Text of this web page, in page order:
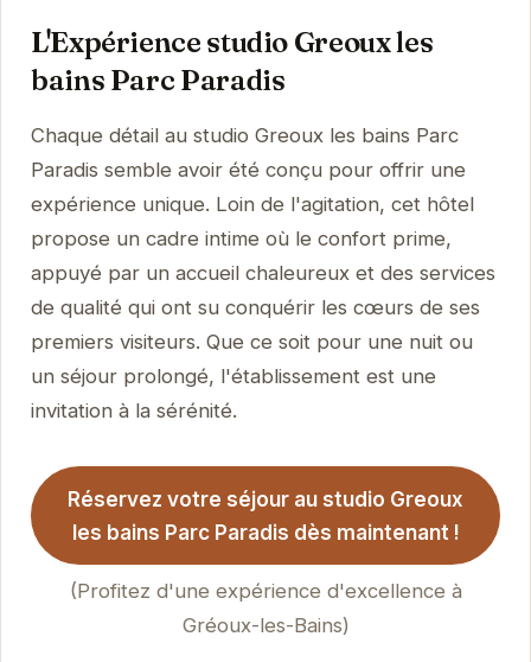
L'Expérience studio Greoux les
bains Parc Paradis
Chaque détail au studio Greoux les bains Parc
Paradis semble avoir été conçu pour offrir une
expérience unique. Loin de l'agitation, cet hôtel
propose un cadre intime où le confort prime,
appuyé par un accueil chaleureux et des services
de qualité qui ont su conquérir les cœurs de ses
premiers visiteurs. Que ce soit pour une nuit ou
un séjour prolongé, l'établissement est une
invitation à la sérénité.
Réservez votre séjour au studio Greoux
les bains Parc Paradis dès maintenant !
(Profitez d'une expérience d'excellence à
Gréoux-les-Bains)